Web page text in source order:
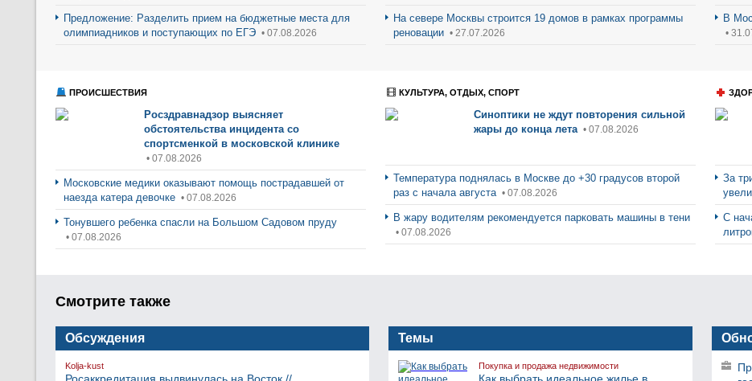
Предложение: Разделить прием на бюджетные места для
олимпиадников и поступающих по ЕГЭ • 07.08.2026
На севере Москвы строится 19 домов в рамках программы
реновации • 27.07.2026
В
•
ПРОИСШЕСТВИЯ
Росздравнадзор выясняет
обстоятельства инцидента со
спортсменкой в московской клинике
• 07.08.2026
Московские медики оказывают помощь пострадавшей от
наезда катера девочке • 07.08.2026
Тонувшего ребенка спасли на Большом Садовом пруду
• 07.08.2026
КУЛЬТУРА, ОТДЫХ, СПОРТ
Синоптики не ждут повторения сильной
жары до конца лета • 07.08.2026
Температура поднялась в Москве до +30 градусов второй
раз с начала августа • 07.08.2026
В жару водителям рекомендуется парковать машины в тени
• 07.08.2026
За
С
Смотрите также
Обсуждения
Kolja-kust
Темы
Покупка и продажа недвижимости